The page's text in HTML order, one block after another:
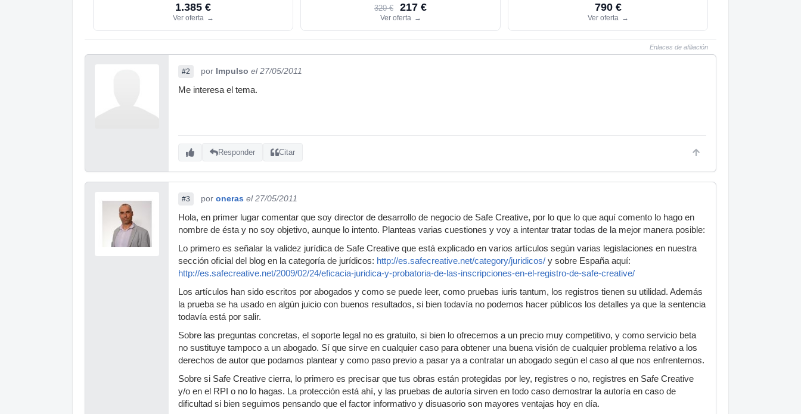
1.385 €
Ver oferta →
320 € 217 €
Ver oferta →
790 €
Ver oferta →
Enlaces de afiliación
#2 por Impulso el 27/05/2011
Me interesa el tema.
Responder Citar
#3 por oneras el 27/05/2011
Hola, en primer lugar comentar que soy director de desarrollo de negocio de Safe Creative, por lo que lo que aquí comento lo hago en
nombre de ésta y no soy objetivo, aunque lo intento. Planteas varias cuestiones y voy a intentar tratar todas de la mejor manera posible:
Lo primero es señalar la validez jurídica de Safe Creative que está explicado en varios artículos según varias legislaciones en nuestra
sección oficial del blog en la categoría de jurídicos: http://es.safecreative.net/category/juridicos/ y sobre España aquí:
http://es.safecreative.net/2009/02/24/eficacia-juridica-y-probatoria-de-las-inscripciones-en-el-registro-de-safe-creative/
Los artículos han sido escritos por abogados y como se puede leer, como pruebas iuris tantum, los registros tienen su utilidad. Además
la prueba se ha usado en algún juicio con buenos resultados, si bien todavía no podemos hacer públicos los detalles ya que la sentencia
todavía está por salir.
Sobre las preguntas concretas, el soporte legal no es gratuito, si bien lo ofrecemos a un precio muy competitivo, y como servicio beta
no sustituye tampoco a un abogado. Sí que sirve en cualquier caso para obtener una buena visión de cualquier problema relativo a los
derechos de autor que podamos plantear y como paso previo a pasar ya a contratar un abogado según el caso al que nos enfrentemos.
Sobre si Safe Creative cierra, lo primero es precisar que tus obras están protegidas por ley, registres o no, registres en Safe Creative
y/o en el RPI o no lo hagas. La protección está ahí, y las pruebas de autoría sirven en todo caso demostrar la autoría en caso de
dificultad si bien seguimos pensando que el factor informativo y disuasorio son mayores ventajas hoy en día.